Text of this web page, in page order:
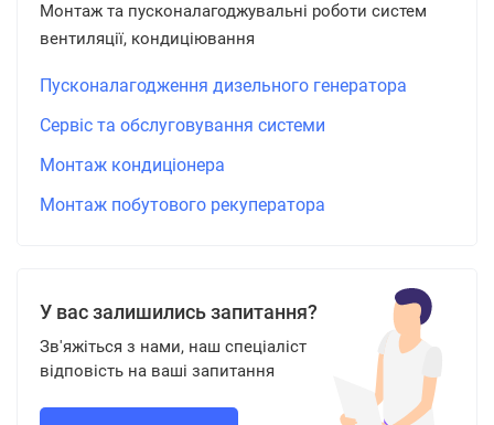
Монтаж та пусконалагоджувальні роботи систем
вентиляції, кондиціювання
Пусконалагодження дизельного генератора
Сервіс та обслуговування системи
Монтаж кондиціонера
Монтаж побутового рекуператора
У вас залишились запитання?
Зв'яжіться з нами, наш спеціаліст
відповість на ваші запитання